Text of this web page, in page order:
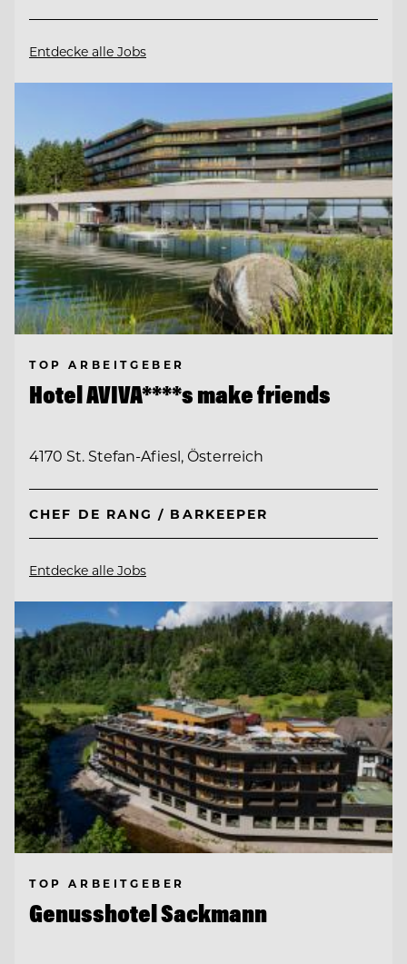
Entdecke alle Jobs
TOP ARBEITGEBER
Hotel AVIVA****s make friends
4170 St. Stefan-Afiesl, Österreich
CHEF DE RANG / BARKEEPER
Entdecke alle Jobs
TOP ARBEITGEBER
Genusshotel Sackmann